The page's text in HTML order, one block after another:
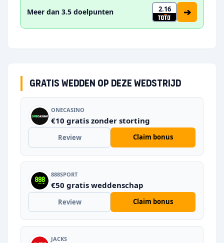
Meer dan 3.5 doelpunten 2.16 ➔
Gratis wedden op deze wedstrijd
ONECASINO
€10 gratis zonder storting
Review Claim bonus
888SPORT
€50 gratis weddenschap
Review Claim bonus
JACKS